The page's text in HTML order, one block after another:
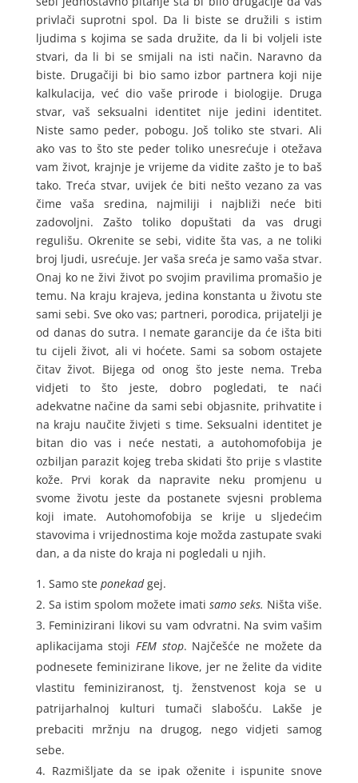
privlači suprotni spol. Da li biste se družili s istim
ljudima s kojima se sada družite, da li bi voljeli iste
stvari, da li bi se smijali na isti način. Naravno da
biste. Drugačiji bi bio samo izbor partnera koji nije
kalkulacija, već dio vaše prirode i biologije. Druga
stvar, vaš seksualni identitet nije jedini identitet.
Niste samo peder, pobogu. Još toliko ste stvari. Ali
ako vas to što ste peder toliko unesrećuje i otežava
vam život, krajnje je vrijeme da vidite zašto je to baš
tako. Treća stvar, uvijek će biti nešto vezano za vas
čime vaša sredina, najmiliji i najbliži neće biti
zadovoljni. Zašto toliko dopuštati da vas drugi
regulišu. Okrenite se sebi, vidite šta vas, a ne toliki
broj ljudi, usrećuje. Jer vaša sreća je samo vaša stvar.
Onaj ko ne živi život po svojim pravilima promašio je
temu. Na kraju krajeva, jedina konstanta u životu ste
sami sebi. Sve oko vas; partneri, porodica, prijatelji je
od danas do sutra. I nemate garancije da će išta biti
tu cijeli život, ali vi hoćete. Sami sa sobom ostajete
čitav život. Bijega od onog što jeste nema. Treba
vidjeti to što jeste, dobro pogledati, te naći
adekvatne načine da sami sebi objasnite, prihvatite i
na kraju naučite živjeti s time. Seksualni identitet je
bitan dio vas i neće nestati, a autohomofobija je
ozbiljan parazit kojeg treba skidati što prije s vlastite
kože. Prvi korak da napravite neku promjenu u
svome životu jeste da postanete svjesni problema
koji imate. Autohomofobija se krije u sljedećim
stavovima i vrijednostima koje možda zastupate svaki
dan, a da niste do kraja ni pogledali u njih.
Samo ste ponekadgej.
Sa istim spolom možete imati samo seks. Ništa više.
Feminizirani likovi su vam odvratni. Na svim vašim
aplikacijama stojiFEM stop. Najčešće ne možete da
podnesete feminizirane likove, jer ne želite da vidite
vlastitu feminiziranost, tj. ženstvenost koja se u
patrijarhalnoj kulturi tumači slabošću. Lakše je
prebaciti mržnju na drugog, nego vidjeti samog
sebe.
Razmišljate da se ipak oženite i ispunite snove